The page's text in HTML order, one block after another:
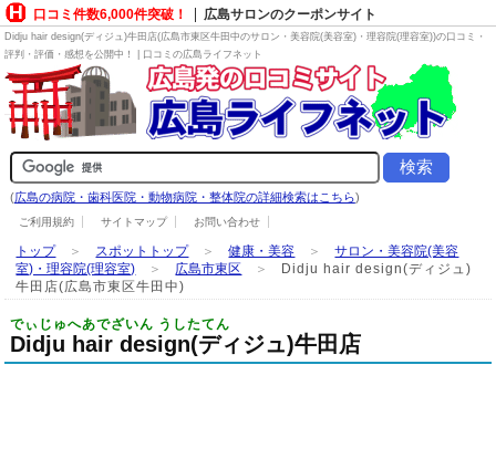
口コミ件数6,000件突破！ 広島サロンのクーポンサイト
Didju hair design(ディジュ)牛田店(広島市東区牛田中のサロン・美容院(美容室)・理容院(理容室))の口コミ・
評判・評価・感想を公開中！ | 口コミの広島ライフネット
(広島の病院・歯科医院・動物病院・整体院の詳細検索はこちら)
ご利用規約 サイトマップ お問い合わせ
トップ＞ スポットトップ＞健康・美容 ＞サロン・美容院(美容
室)・理容院(理容室) ＞ 広島市東区 ＞
Didju hair design(ディジュ)
牛田店(広島市東区牛田中)
でぃじゅへあでざいん うしたてん
Didju hair design(ディジュ)牛田店